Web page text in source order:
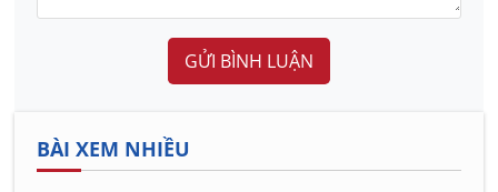
GỬI BÌNH LUẬN
BÀI XEM NHIỀU